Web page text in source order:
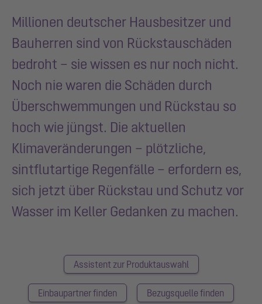
Millionen deutscher Hausbesitzer und
Bauherren sind von Rückstauschäden
bedroht – sie wissen es nur noch nicht.
Noch nie waren die Schäden durch
Überschwemmungen und Rückstau so
hoch wie jüngst. Die aktuellen
Klimaveränderungen – plötzliche,
sintflutartige Regenfälle – erfordern es,
sich jetzt über Rückstau und Schutz vor
Wasser im Keller Gedanken zu machen.
Assistent zur Produktauswahl
Einbaupartner finden Bezugsquelle finden